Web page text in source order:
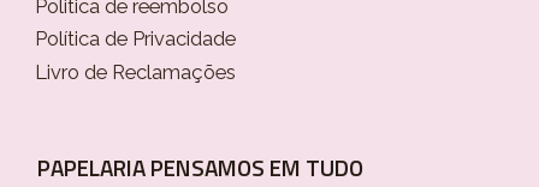
Politica de reembolso
Política de Privacidade
Livro de Reclamações
PAPELARIA PENSAMOS EM TUDO